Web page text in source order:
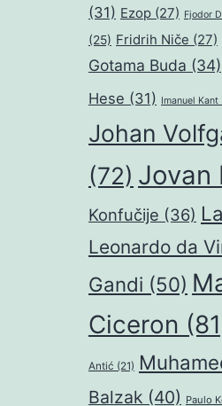
(31) Ezop (27) Fjodor
(25) Fridrih Niče (27)
Gotama Buda (34)
Hese (31) Imanuel Kant
Johan
(72) Jovan
Konfučije (36)
Leonardo da
Gandi (50)
Ciceron
Antić (21)
Balzak (40) Paulo